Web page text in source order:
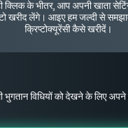
क्लिक के भीतर, आप अपनी खाता
खरीद लेंगे। आइए हम जल्दी से
क्रिप्टोक्यूरेंसी कैसे खरीदें।
भुगतान विधियों को देखने के लिए